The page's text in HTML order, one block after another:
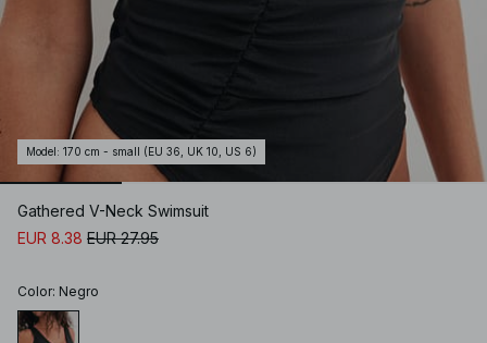
Model : 170 cm - small (EU 36, UK 10, US 6)
Gathered V-Neck Swimsuit
EUR 8.38 EUR 27.95
Color: Negro